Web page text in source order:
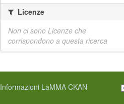
Licenze
Non ci sono Licenze che
corrispondono a questa ricerca
Informazioni LaMMA CKAN